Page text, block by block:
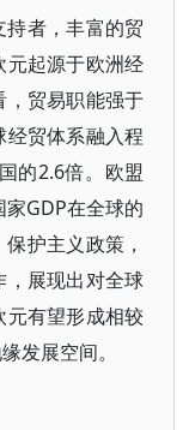
者，丰富的贸
起源于欧洲经
，贸易职能强于
贸体系融入程
的2.6倍。欧盟
GDP在全球的
护主义政策，
，展现出对全球
有望形成相较
发展空间。